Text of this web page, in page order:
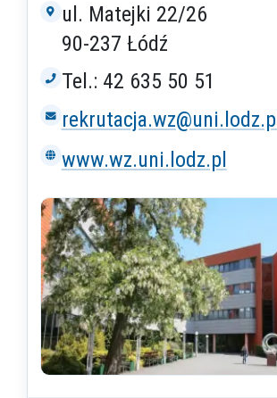
ul. Matejki 22/26
90-237 Łódź
Tel.: 42 635 50 51
rekrutacja.wz@uni.lodz.pl
www.wz.uni.lodz.pl